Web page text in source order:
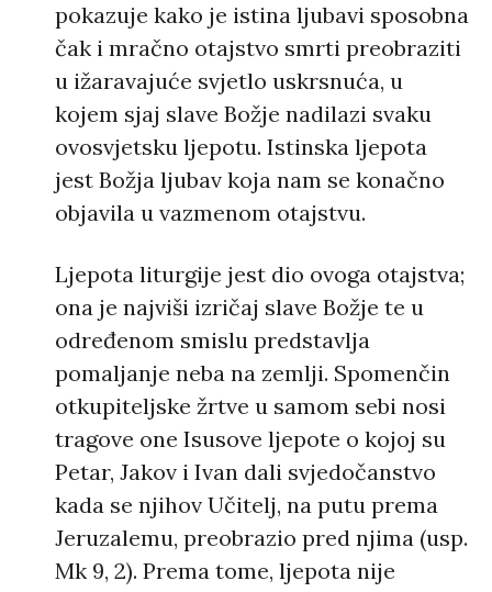
pokazuje kako je istina ljubavi sposobna
čak i mračno otajstvo smrti preobraziti
u ižaravajuće svjetlo uskrsnuća, u
kojem sjaj slave Božje nadilazi svaku
ovosvjetsku ljepotu. Istinska ljepota
jest Božja ljubav koja nam se konačno
objavila u vazmenom otajstvu.
Ljepota liturgije jest dio ovoga otajstva;
ona je najviši izričaj slave Božje te u
određenom smislu predstavlja
pomaljanje neba na zemlji. Spomenčin
otkupiteljske žrtve u samom sebi nosi
tragove one Isusove ljepote o kojoj su
Petar, Jakov i Ivan dali svjedočanstvo
kada se njihov Učitelj, na putu prema
Jeruzalemu, preobrazio pred njima (usp.
Mk 9, 2). Prema tome, ljepota nije